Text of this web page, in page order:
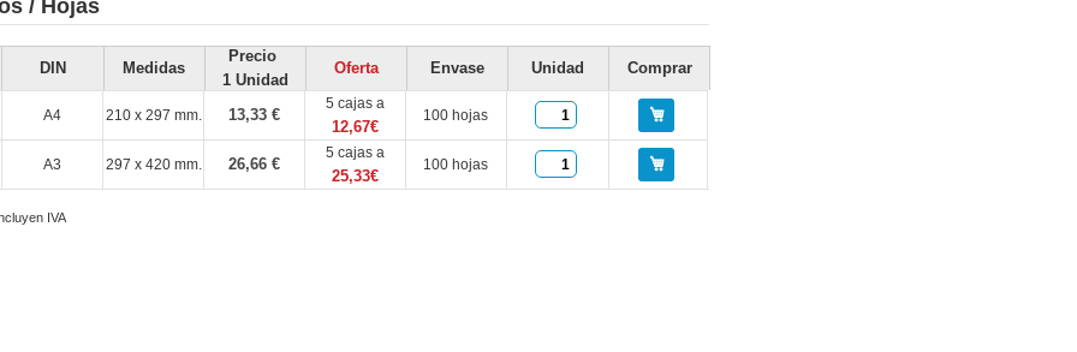
/ Hojas
DIN Medidas
Precio
1 Unidad
Oferta Envase Unidad Comprar
A4 210 x 297 mm. 13,33 €
5 cajas a
12,67€
100 hojas
A3 297 x 420 mm. 26,66 €
5 cajas a
25,33€
100 hojas
IVA